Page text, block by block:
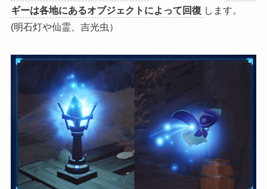
ギーは各地にあるオブジェクトによって回復 します。
(明石灯や仙霊、吉光虫）